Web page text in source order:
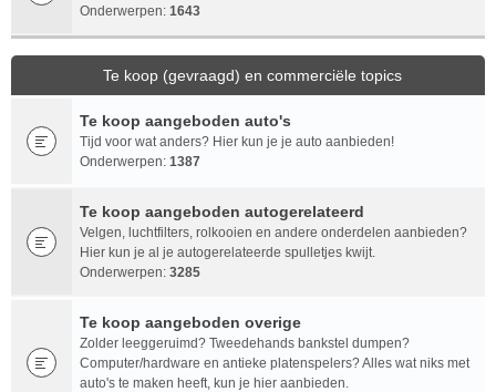
Onderwerpen: 1643
Te koop (gevraagd) en commerciële topics
Te koop aangeboden auto's
Tijd voor wat anders? Hier kun je je auto aanbieden!
Onderwerpen: 1387
Te koop aangeboden autogerelateerd
Velgen, luchtfilters, rolkooien en andere onderdelen aanbieden?
Hier kun je al je autogerelateerde spulletjes kwijt.
Onderwerpen: 3285
Te koop aangeboden overige
Zolder leeggeruimd? Tweedehands bankstel dumpen?
Computer/hardware en antieke platenspelers? Alles wat niks met
auto's te maken heeft, kun je hier aanbieden.